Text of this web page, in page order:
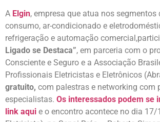
A Elgin, empresa que atua nos segmentos
consumo, ar-condicionado e
refrigeração e automação
Ligado se Destaca”, em parceria com o
Consciente e Seguro e a Associação
Profissionais Eletricistas e Eletrônicos
gratuito, com palestras e networking com
especialistas. Os interessados podem se
link aqui e o encontro acontece no dia 17/